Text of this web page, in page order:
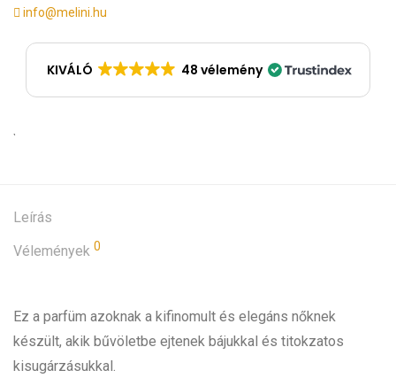
info@melini.hu
KIVÁLÓ 48 vélemény
Leírás
Vélemények 0
Ez a parfüm azoknak a kifinomult és elegáns nőknek
készült, akik bűvöletbe ejtenek bájukkal és titokzatos
kisugárzásukkal.